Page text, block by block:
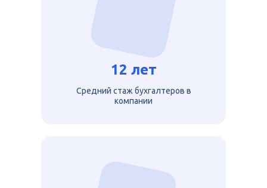
12 лет
Средний стаж бухгалтеров в
компании